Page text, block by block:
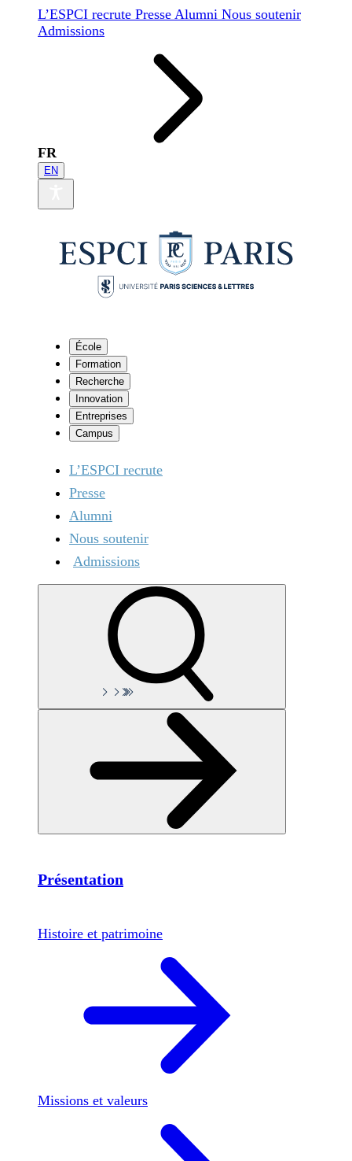
L’ESPCI recrute Presse Alumni Nous soutenir
Admissions
FR
EN
École
Formation
Recherche
Innovation
Entreprises
Campus
L’ESPCI recrute
Presse
Alumni
Nous soutenir
Admissions
Présentation
Histoire et patrimoine
Missions et valeurs